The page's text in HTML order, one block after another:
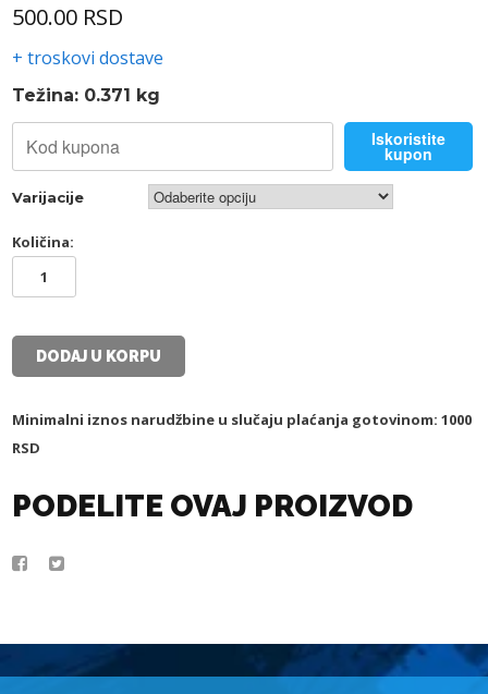
500.00 RSD
+ troskovi dostave
Težina: 0.371 kg
Iskoristite
kupon
Varijacije
Količina:
ŠOLJA
DODAJ U KORPU
Minimalni iznos narudžbine u slučaju plaćanja gotovinom: 1000
RSD
PODELITE OVAJ PROIZVOD